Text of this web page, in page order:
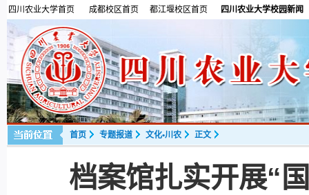
四川农业大学首页 成都校区首页 都江堰校区首页 四川农业大学校园新闻
首页 专题报道 文化•川农 正文
档案馆扎实开展“